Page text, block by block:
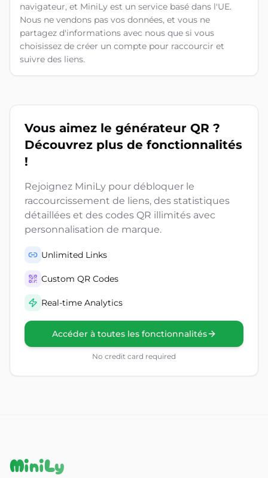
navigateur, et MiniLy est un service basé dans l'UE.
Nous ne vendons pas vos données, et vous ne
partagez d'informations avec nous que si vous
choisissez de créer un compte pour raccourcir et
suivre des liens.
Vous aimez le générateur QR ?
Découvrez plus de fonctionnalités
!
Rejoignez MiniLy pour débloquer le
raccourcissement de liens, des statistiques
détaillées et des codes QR illimités avec
personnalisation de marque.
Unlimited Links
Custom QR Codes
Real-time Analytics
Accéder à toutes les fonctionnalités
No credit card required
MiniLy